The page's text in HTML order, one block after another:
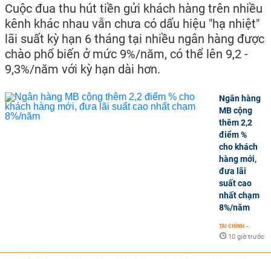
Cuộc đua thu hút tiền gửi khách hàng trên nhiều
kênh khác nhau vẫn chưa có dấu hiệu "hạ nhiệt"
lãi suất kỳ hạn 6 tháng tại nhiều ngân hàng được
chào phổ biến ở mức 9%/năm, có thể lên 9,2 -
9,3%/năm với kỳ hạn dài hơn.
Ngân hàng
MB cộng
thêm 2,2
điểm %
cho khách
hàng mới,
đưa lãi
suất cao
nhất chạm
8%/năm
TÀI CHÍNH -
10 giờ trước